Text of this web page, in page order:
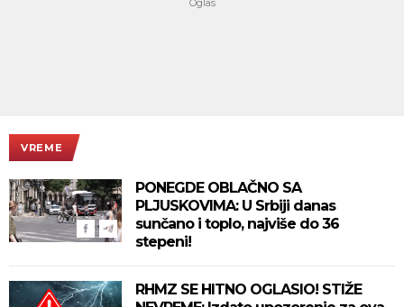
VREME
PONEGDE OBLAČNO SA
PLJUSKOVIMA: U Srbiji danas
sunčano i toplo, najviše do 36
stepeni!
RHMZ SE HITNO OGLASIO! STIŽE